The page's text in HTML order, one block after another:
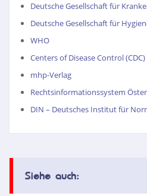
Deutsche Gesellschaft für
Deutsche Gesellschaft für
WHO
Centers of Disease Control (CDC)
mhp-Verlag
Rechtsinformationssystem
DIN – Deutsches Institut für
Siehe auch: